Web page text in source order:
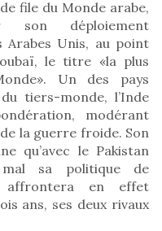
file du Monde arabe,
son déploiement
Arabes Unis, au point
le titre «la plus
Un des pays
tiers-monde, l’Inde
modérant
la guerre froide. Son
qu’avec le Pakistan
sa politique de
affrontera en effet
ans, ses deux rivaux